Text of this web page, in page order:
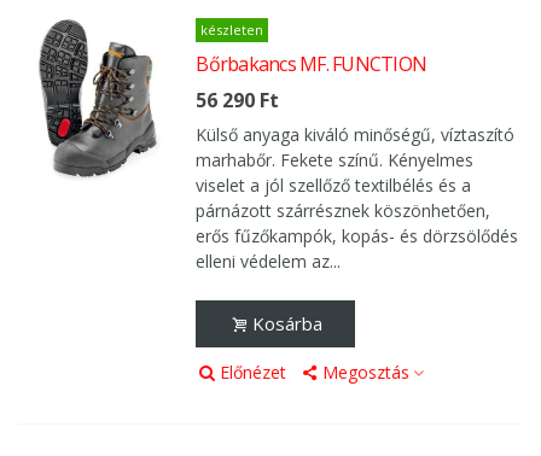
készleten
Bőrbakancs MF. FUNCTION
56 290 Ft
Külső anyaga kiváló minőségű, víztaszító
marhabőr. Fekete színű. Kényelmes
viselet a jól szellőző textilbélés és a
párnázott szárrésznek köszönhetően,
erős fűzőkampók, kopás- és dörzsölődés
elleni védelem az...
Kosárba
Előnézet Megosztás